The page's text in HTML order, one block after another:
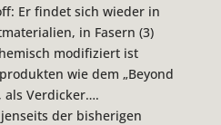
Er findet sich wieder in
in Fasern (3)
modifiziert ist
wie dem „Beyond
als Verdicker….
der bisherigen